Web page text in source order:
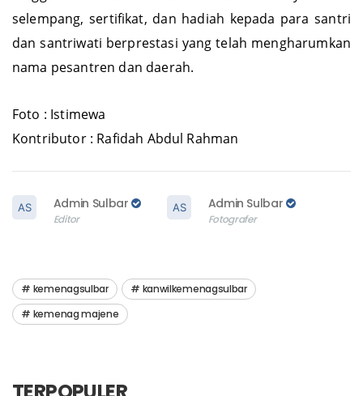
hingga internasional. Beliau turut menyerahkan
selempang, sertifikat, dan hadiah kepada para santri
dan santriwati berprestasi yang telah mengharumkan
Foto : Istimewa
Admin Sulbar Admin Sulbar
kemenagsulbar